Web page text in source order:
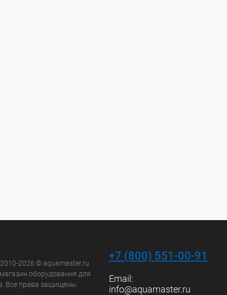
2026 © aquamaster.ru
оборудования для
Все права защищены.
+7 (800) 551-00-91
Email:
info@aquamaster.ru